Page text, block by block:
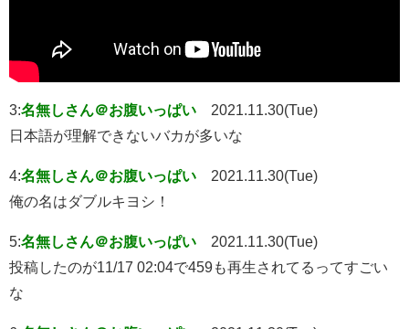
3:名無しさん＠お腹いっぱい
2021.11.30(Tue)
日本語が理解できないバカが多いな
4:名無しさん＠お腹いっぱい
2021.11.30(Tue)
俺の名はダブルキヨシ！
5:名無しさん＠お腹いっぱい
2021.11.30(Tue)
投稿したのが11/17 02:04で459も再生されてるってすごい
な